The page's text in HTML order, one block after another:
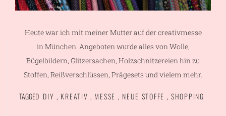
Heute war ich mit meiner Mutter auf der creativmesse
in München. Angeboten wurde alles von Wolle,
Bügelbildern, Glitzersachen, Holzschnitzereien hin zu
Stoffen, Reißverschlüssen, Prägesets und vielem mehr.
TAGGED DIY , KREATIV , MESSE , NEUE STOFFE , SHOPPING